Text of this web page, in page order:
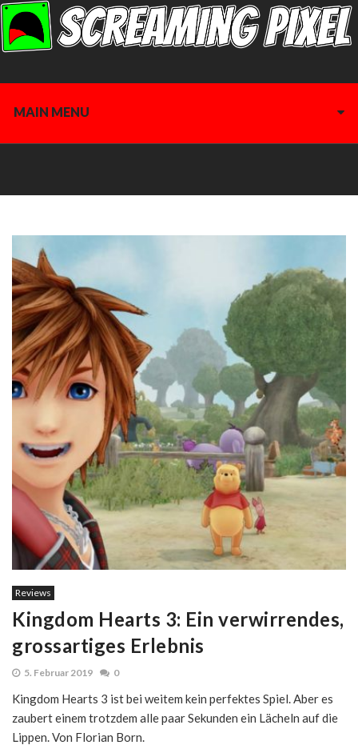
MAIN MENU
Reviews
Kingdom Hearts 3: Ein verwirrendes,
grossartiges Erlebnis
5. Februar 2019 0
Kingdom Hearts 3 ist bei weitem kein perfektes Spiel. Aber es
zaubert einem trotzdem alle paar Sekunden ein Lächeln auf die
Lippen. Von Florian Born.